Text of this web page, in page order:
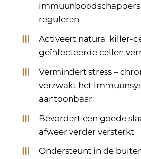
reguleren
Activeert natural killer-
geïnfecteerde cellen
Vermindert stress –
verzwakt het
aantoonbaar
Bevordert een goede
afweer verder versterkt
Ondersteunt in de